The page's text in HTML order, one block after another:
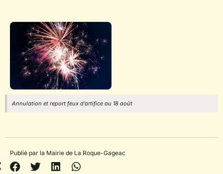
Annulation et report feux d’artifice au 18 août
Publié par la Mairie de La Roque-Gageac